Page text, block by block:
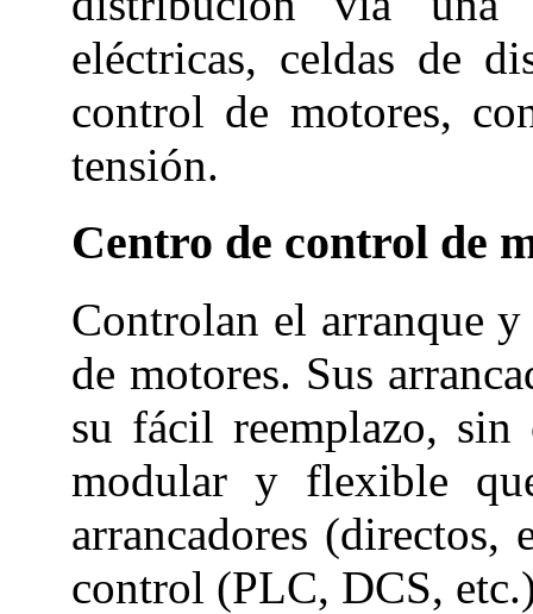
eléctricas, celdas de
control de motores,
tensión.
Centro de control de
Controlan el arranque
de motores. Sus
su fácil reemplazo, sin
modular y flexible
arrancadores
control (PLC, DCS,